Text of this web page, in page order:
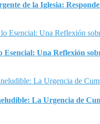
de la Iglesia:
Esencial: Una Reflexión
La Urgencia de